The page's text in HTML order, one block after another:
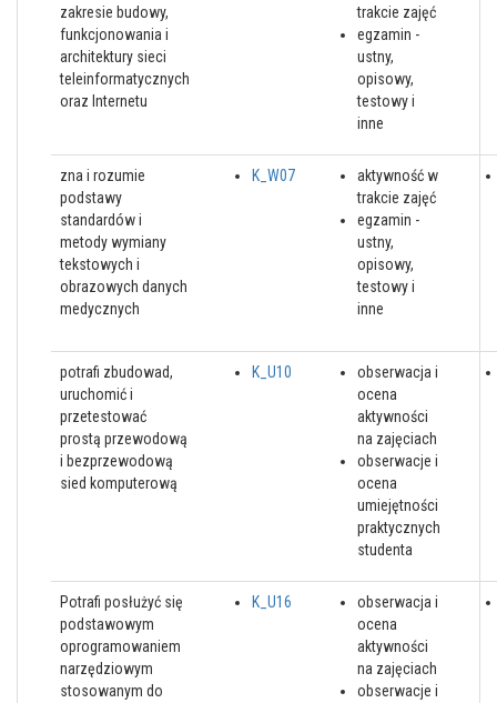
zakresie budowy,
funkcjonowania i
architektury sieci
teleinformatycznych
oraz Internetu
trakcie zajęć
egzamin -
ustny,
opisowy,
testowy i
inne
zna i rozumie
podstawy
standardów i
metody wymiany
tekstowych i
obrazowych danych
medycznych
K_W07
aktywność w
trakcie zajęć
egzamin -
ustny,
opisowy,
testowy i
inne
potrafi zbudowad,
uruchomić i
przetestować
prostą przewodową
i bezprzewodową
sied komputerową
K_U10
obserwacja i
ocena
aktywności
na zajęciach
obserwacje i
ocena
umiejętności
praktycznych
studenta
Potrafi posłużyć się
podstawowym
oprogramowaniem
narzędziowym
stosowanym do
K_U16
obserwacja i
ocena
aktywności
na zajęciach
obserwacje i